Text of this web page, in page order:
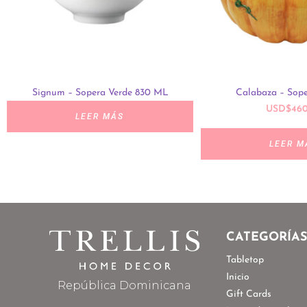
Signum – Sopera Verde 830 ML
LEER MÁS
Calabaza –
USD$
LEER
República Dominicana
CATEGORÍAS
Tabletop
Inicio
Gift Cards